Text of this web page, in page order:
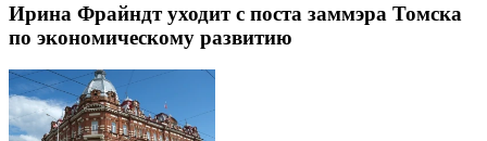
Ирина Фрайндт уходит с поста заммэра Томска
по экономическому развитию